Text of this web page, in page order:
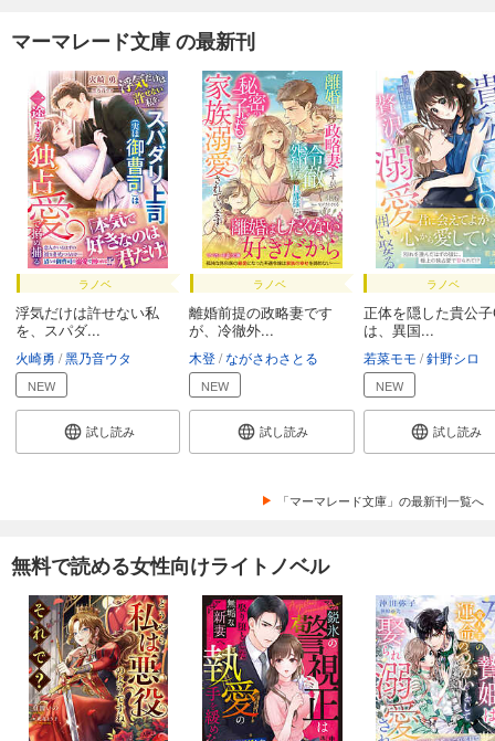
マーマレード文庫 の最新刊
ラノベ
浮気だけは許せない私
を、スパダ...
火崎勇 黑乃音ウタ
NEW
試し読み
ラノベ
離婚前提の政略妻です
が、冷徹外...
木登 ながさわさとる
NEW
試し読み
ラノベ
正体を隠した貴公
は、異国...
若菜モモ 針野シロ
NEW
試し読み
「マーマレード文庫」の最新刊一覧へ
無料で読める女性向けライトノベル